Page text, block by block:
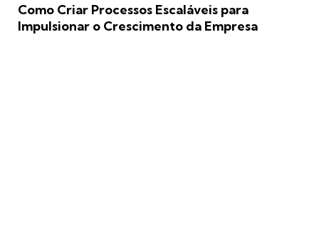
Como Criar Processos Escaláveis para
Impulsionar o Crescimento da Empresa